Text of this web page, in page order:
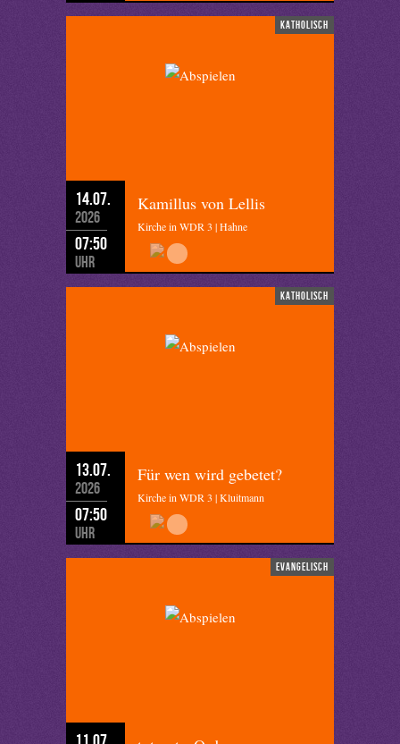
katholisch
14.07.
2026
07:50
Uhr
Kamillus von Lellis
Kirche in WDR 3 | Hahne
katholisch
13.07.
2026
07:50
Uhr
Für wen wird gebetet?
Kirche in WDR 3 | Kluitmann
evangelisch
11.07.